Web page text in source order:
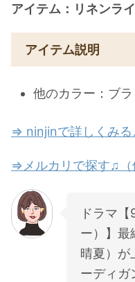
アイテム：リネンラ
アイテム説明
他のカラー：ブ
⇒ ninjinで詳しくみる
⇒メルカリで探す♫（
ドラマ
ー）】最
晴夏）が
ーディガ